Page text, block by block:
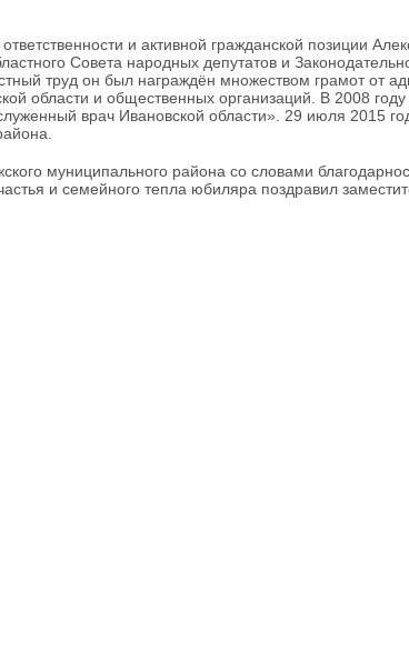
и активной гражданской позиции
Совета народных депутатов и
труд он был награждён множеством грамот от
области и общественных организаций. В 2008
врач Ивановской области». 29 июля 2015
муниципального района со словами
и семейного тепла юбиляра поздравил